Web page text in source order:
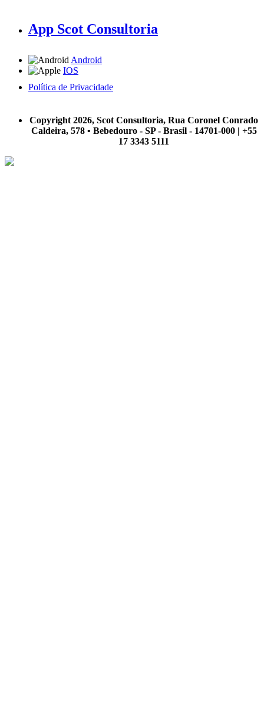
App Scot Consultoria
Android
IOS
Política de Privacidade
Copyright 2026, Scot Consultoria, Rua Coronel Conrado
Caldeira, 578 • Bebedouro - SP - Brasil - 14701-000 | +55
17 3343 5111